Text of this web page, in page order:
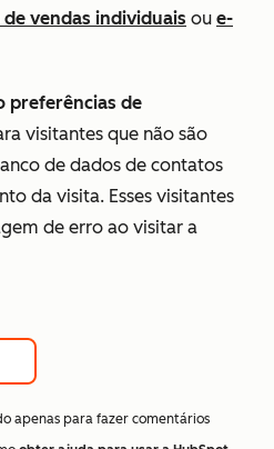
vendas individuais ou e-
preferências de
visitantes que não são
de dados de contatos
da visita. Esses visitantes
de erro ao visitar a
apenas para fazer comentários